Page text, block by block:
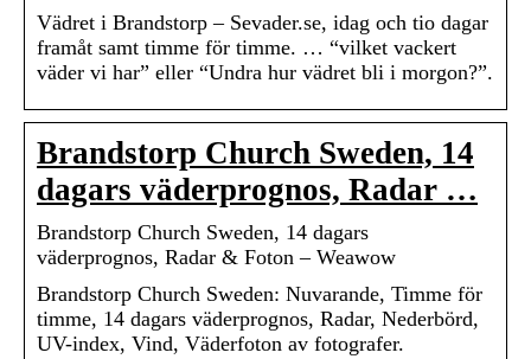
Vädret i Brandstorp – Sevader.se, idag och tio dagar
framåt samt timme för timme. … “vilket vackert
väder vi har” eller “Undra hur vädret bli i morgon?”.
Brandstorp Church Sweden, 14
dagars väderprognos, Radar …
Brandstorp Church Sweden, 14 dagars
väderprognos, Radar & Foton – Weawow
Brandstorp Church Sweden: Nuvarande, Timme för
timme, 14 dagars väderprognos, Radar, Nederbörd,
UV-index, Vind, Väderfoton av fotografer.